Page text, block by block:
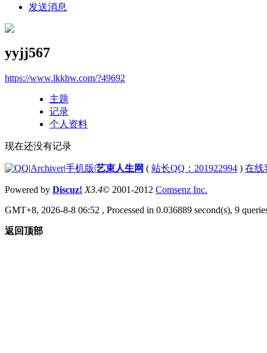
发送消息
yyjj567
https://www.lkkbw.com/?49692
主题
记录
个人资料
现在还没有记录
|Archiver|手机版|艺束人生网 ( 站长QQ：201922994 ) 在线
Powered by Discuz! X3.4© 2001-2012 Comsenz Inc.
GMT+8, 2026-8-8 06:52 , Processed in 0.036889 second(s), 9
返回顶部